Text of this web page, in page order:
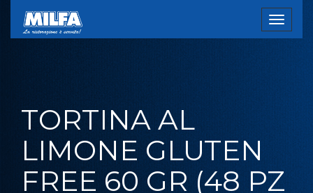
Toggle
TORTINA AL
LIMONE GLUTEN
FREE 60 GR (48 PZ